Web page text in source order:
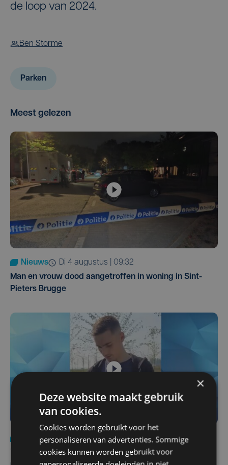
de loop van 2024.
Ben Storme
Parken
Meest gelezen
Nieuws
di 4 augustus | 09:32
Man en vrouw dood aangetroffen in woning in Sint-
Pieters Brugge
Nieuws
do 6 augustus | 21:30
Yaro (19), slachtoffer van vechtpartij, is na
×
Deze website maakt gebruik
van cookies.
Cookies worden gebruikt voor het
personaliseren van advertenties. Sommige
cookies kunnen worden gebruikt voor